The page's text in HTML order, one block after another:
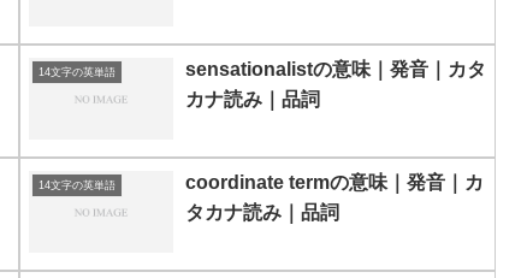
14文字の英単語
sensationalistの意味｜発音｜カタ
カナ読み｜品詞
14文字の英単語
coordinate termの意味｜発音｜カ
タカナ読み｜品詞